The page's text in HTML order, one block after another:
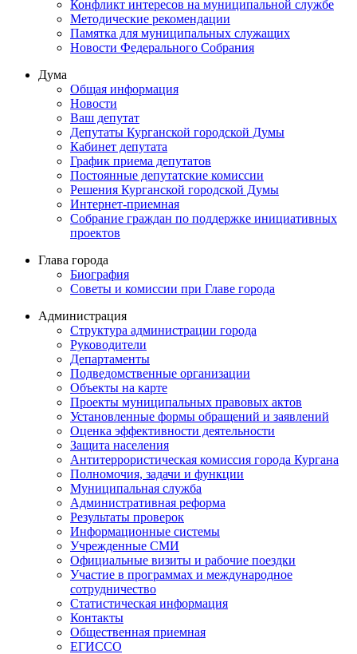
Конфликт интересов на муниципальной службе
Методические рекомендации
Памятка для муниципальных служащих
Новости Федерального Cобрания
Дума
Общая информация
Новости
Ваш депутат
Депутаты Курганской городской Думы
Кабинет депутата
График приема депутатов
Постоянные депутатские комиссии
Решения Курганской городской Думы
Интернет-приемная
Собрание граждан по поддержке инициативных
проектов
Глава города
Биография
Советы и комиссии при Главе города
Администрация
Структура администрации города
Руководители
Департаменты
Подведомственные организации
Объекты на карте
Проекты муниципальных правовых актов
Установленные формы обращений и заявлений
Оценка эффективности деятельности
Защита населения
Антитеррористическая комиссия города Кургана
Полномочия, задачи и функции
Муниципальная служба
Административная реформа
Результаты проверок
Информационные системы
Учрежденные СМИ
Официальные визиты и рабочие поездки
Участие в программах и международное
сотрудничество
Статистическая информация
Контакты
Общественная приемная
ЕГИССО